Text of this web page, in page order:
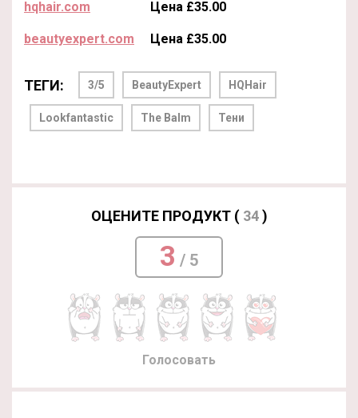
hqhair.com Цена £35.00
beautyexpert.com Цена £35.00
ТЕГИ: 3/5 BeautyExpert HQHair
Lookfantastic The Balm Тени
ОЦЕНИТЕ ПРОДУКТ ( 34)
3 / 5
Голосовать